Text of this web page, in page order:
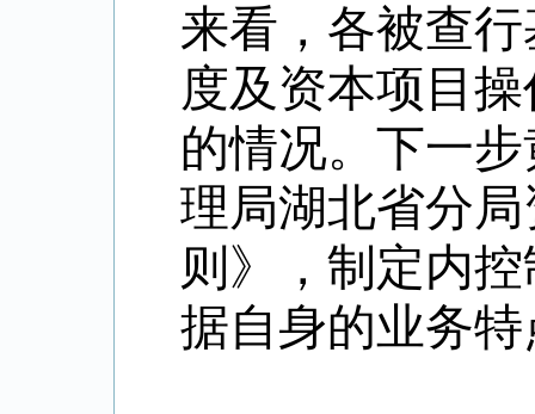
来看，各被查
度及资本项目
的情况。下一
理局湖北省分
则》，制定内
据自身的业务